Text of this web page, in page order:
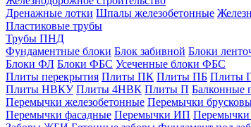
Дренажные лотки Шпалы железобетонные
Пластиковые трубы
Трубы ПНД
Фундаментные блоки Блок забивной Блоки
Блоки ФЛ Блоки ФБС Усеченные блоки ФБС
Плиты перекрытия Плиты ПК Плиты ПБ Плиты
Плиты НВКУ Плиты 4НВК Плиты П Балконные
Перемычки железобетонные Перемычки
Перемычки фасадные Перемычки ИП Перемычки